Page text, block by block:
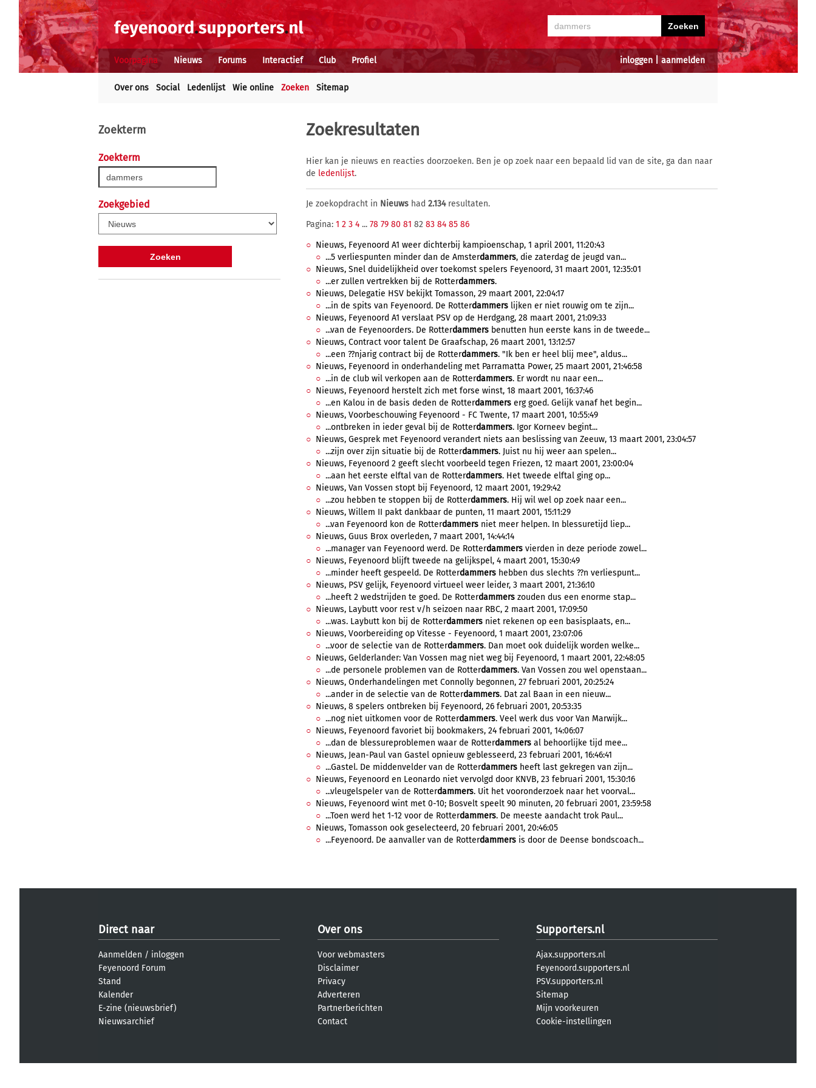
inloggen aanmelden
Voorpagina Nieuws Forums Interactief Club Profiel
Over ons Social Ledenlijst Wie online Zoeken Sitemap
Zoekterm
Zoekterm
Zoekgebied
Zoekresultaten
Hier kan je nieuws en reacties doorzoeken. Ben je op zoek naar een bepaald lid van de site, ga dan naar
de ledenlijst.
Je zoekopdracht in Nieuws had 2.134resultaten.
Pagina: 1 2 3 4 ... 78 79 80 81 82 83 84 85 86
Nieuws, Feyenoord A1 weer dichterbij kampioenschap, 1 april 2001, 11:20:43
...5 verliespunten minder dan de Amsterdammers, die zaterdag de jeugd van...
Nieuws, Snel duidelijkheid over toekomst spelers Feyenoord, 31 maart 2001, 12:35:01
...er zullen vertrekken bij de Rotterdammers.
Nieuws, Delegatie HSV bekijkt Tomasson, 29 maart 2001, 22:04:17
...in de spits van Feyenoord. De Rotterdammers lijken er niet rouwig om te zijn...
Nieuws, Feyenoord A1 verslaat PSV op de Herdgang, 28 maart 2001, 21:09:33
...van de Feyenoorders. De Rotterdammers benutten hun eerste kans in de tweede...
Nieuws, Contract voor talent De Graafschap, 26 maart 2001, 13:12:57
...een ??njarig contract bij de Rotterdammers. "Ik ben er heel blij mee", aldus...
Nieuws, Feyenoord in onderhandeling met Parramatta Power, 25 maart 2001, 21:46:58
...in de club wil verkopen aan de Rotterdammers. Er wordt nu naar een...
Nieuws, Feyenoord herstelt zich met forse winst, 18 maart 2001, 16:37:46
...en Kalou in de basis deden de Rotterdammers erg goed. Gelijk vanaf het begin...
Nieuws, Voorbeschouwing Feyenoord - FC Twente, 17 maart 2001, 10:55:49
...ontbreken in ieder geval bij de Rotterdammers. Igor Korneev begint...
Nieuws, Gesprek met Feyenoord verandert niets aan beslissing van Zeeuw, 13 maart 2001, 23:04:57
...zijn over zijn situatie bij de Rotterdammers. Juist nu hij weer aan spelen...
Nieuws, Feyenoord 2 geeft slecht voorbeeld tegen Friezen, 12 maart 2001, 23:00:04
...aan het eerste elftal van de Rotterdammers. Het tweede elftal ging op...
Nieuws, Van Vossen stopt bij Feyenoord, 12 maart 2001, 19:29:42
...zou hebben te stoppen bij de Rotterdammers. Hij wil wel op zoek naar een...
Nieuws, Willem II pakt dankbaar de punten, 11 maart 2001, 15:11:29
...van Feyenoord kon de Rotterdammers niet meer helpen. In blessuretijd liep...
Nieuws, Guus Brox overleden, 7 maart 2001, 14:44:14
...manager van Feyenoord werd. De Rotterdammers vierden in deze periode zowel...
Nieuws, Feyenoord blijft tweede na gelijkspel, 4 maart 2001, 15:30:49
...minder heeft gespeeld. De Rotterdammers hebben dus slechts ??n verliespunt...
Nieuws, PSV gelijk, Feyenoord virtueel weer leider, 3 maart 2001, 21:36:10
...heeft 2 wedstrijden te goed. De Rotterdammers zouden dus een enorme stap...
Nieuws, Laybutt voor rest v/h seizoen naar RBC, 2 maart 2001, 17:09:50
...was. Laybutt kon bij de Rotterdammers niet rekenen op een basisplaats, en...
Nieuws, Voorbereiding op Vitesse - Feyenoord, 1 maart 2001, 23:07:06
...voor de selectie van de Rotterdammers. Dan moet ook duidelijk worden welke...
Nieuws, Gelderlander: Van Vossen mag niet weg bij Feyenoord, 1 maart 2001, 22:48:05
...de personele problemen van de Rotterdammers. Van Vossen zou wel openstaan...
Nieuws, Onderhandelingen met Connolly begonnen, 27 februari 2001, 20:25:24
...ander in de selectie van de Rotterdammers. Dat zal Baan in een nieuw...
Nieuws, 8 spelers ontbreken bij Feyenoord, 26 februari 2001, 20:53:35
...nog niet uitkomen voor de Rotterdammers. Veel werk dus voor Van Marwijk...
Nieuws, Feyenoord favoriet bij bookmakers, 24 februari 2001, 14:06:07
...dan de blessureproblemen waar de Rotterdammers al behoorlijke tijd mee...
Nieuws, Jean-Paul van Gastel opnieuw geblesseerd, 23 februari 2001, 16:46:41
...Gastel. De middenvelder van de Rotterdammers heeft last gekregen van zijn...
Nieuws, Feyenoord en Leonardo niet vervolgd door KNVB, 23 februari 2001, 15:30:16
...vleugelspeler van de Rotterdammers. Uit het vooronderzoek naar het voorval...
Nieuws, Feyenoord wint met 0-10; Bosvelt speelt 90 minuten, 20 februari 2001, 23:59:58
...Toen werd het 1-12 voor de Rotterdammers. De meeste aandacht trok Paul...
Nieuws, Tomasson ook geselecteerd, 20 februari 2001, 20:46:05
...Feyenoord. De aanvaller van de Rotterdammers is door de Deense bondscoach...
Direct naar
Aanmelden / inloggen
Feyenoord Forum
Stand
Kalender
E-zine (nieuwsbrief)
Nieuwsarchief
Over ons
Voor webmasters
Disclaimer
Privacy
Adverteren
Partnerberichten
Contact
Supporters.nl
Ajax.supporters.nl
Feyenoord.supporters.nl
PSV.supporters.nl
Sitemap
Mijn voorkeuren
Cookie-instellingen